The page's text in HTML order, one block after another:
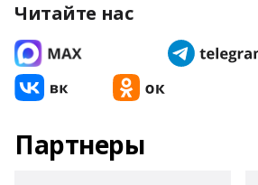
Читайте нас
Партнеры